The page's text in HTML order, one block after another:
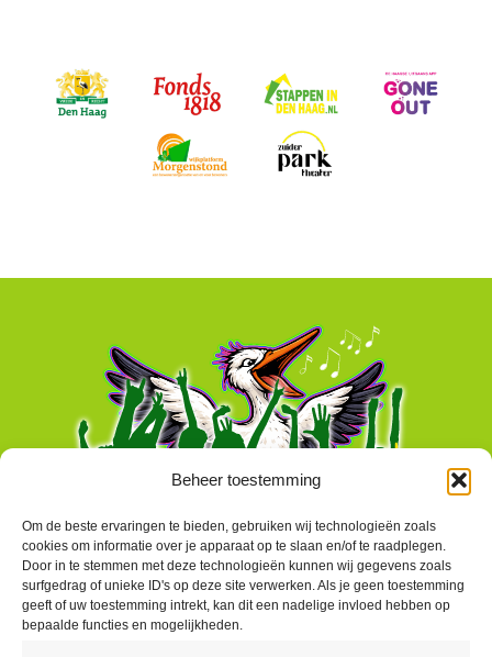
Beheer toestemming
Om de beste ervaringen te bieden, gebruiken wij technologieën zoals
cookies om informatie over je apparaat op te slaan en/of te raadplegen.
Door in te stemmen met deze technologieën kunnen wij gegevens zoals
surfgedrag of unieke ID's op deze site verwerken. Als je geen toestemming
geeft of uw toestemming intrekt, kan dit een nadelige invloed hebben op
bepaalde functies en mogelijkheden.